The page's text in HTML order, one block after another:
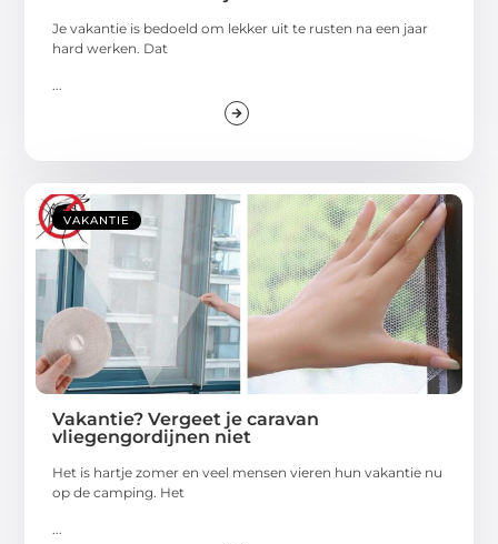
Je vakantie is bedoeld om lekker uit te rusten na een jaar
hard werken. Dat
VAKANTIE
Vakantie? Vergeet je caravan
vliegengordijnen niet
Het is hartje zomer en veel mensen vieren hun vakantie nu
op de camping. Het